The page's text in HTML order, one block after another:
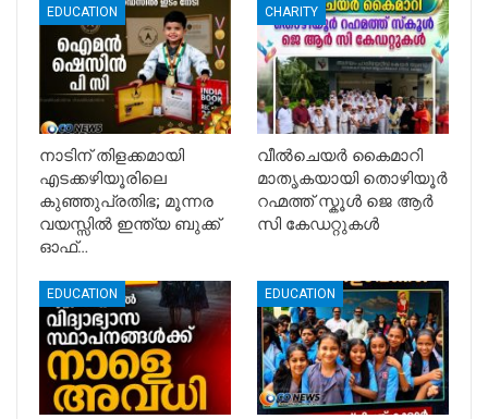
EDUCATION
നാടിന് തിളക്കമായി
എടക്കഴിയൂരിലെ
കുഞ്ഞുപ്രതിഭ; മൂന്നര
വയസ്സിൽ ഇന്ത്യ ബുക്ക്
ഓഫ്…
CHARITY
വീൽചെയർ കൈമാറി
മാതൃകയായി തൊഴിയൂർ
റഹ്മത്ത് സ്കൂൾ ജെ ആർ
സി കേഡറ്റുകൾ
EDUCATION EDUCATION